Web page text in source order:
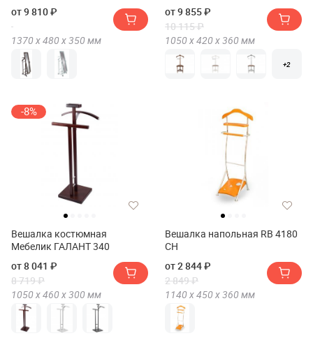
от 9 810 ₽
1370 х480 х350 мм
от 9 855 ₽
10 115 ₽
1050 х420 х360 мм
+2
-8%
Вешалка костюмная
Мебелик ГАЛАНТ 340
от 8 041 ₽
8 719 ₽
1050 х460 х300 мм
Вешалка напольная RB 4180
CH
от 2 844 ₽
2 849 ₽
1140 х450 х360 мм